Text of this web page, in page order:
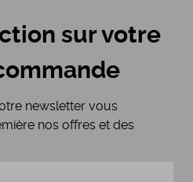
sur votre
newsletter vous
nos offres et des